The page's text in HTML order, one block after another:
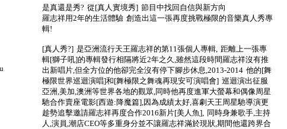
是真還是秀? 從[真人實境秀] 節目中找回自信與新方向
羅志祥用2年的生活體驗 創造出這一張再度挑戰極限的音樂真人秀專
輯!
[真人秀?] 是亞洲流行天王羅志祥的第11張個人專輯, 距離上一張專
輯[獅子吼]的專輯發行相隔將近2年之久,雖然這段時間羅志祥沒有推
出新唱片,但全方位的他卻完全沒有停下腳步休息,2013-2014 他的[舞
極限世界巡迴演唱]和[舞極限之舞魂再現安可演唱會] 巡迴演出征服
亞洲,美加,澳洲等世界各地的觀眾,同時他再度進軍大螢幕和偶像周星
馳合作賣座電影[西遊:降魔篇],因為成績太好,喜劇天王周星馳導演更
趁勢追擊邀請羅志祥再度合作2016新片[美人魚], 同時身兼歌手,主持
人,演員,潮店CEO等多重身分並不讓羅志祥滿於現狀,期間他還跨界合